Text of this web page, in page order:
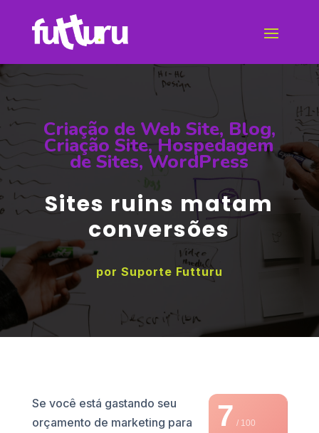
Criação de Web Site, Blog,
Criação Site, Hospedagem
de Sites, WordPress
Sites ruins matam
conversões
por Suporte Futturu
7/ 100
Se você está gastando seu
orçamento de marketing para